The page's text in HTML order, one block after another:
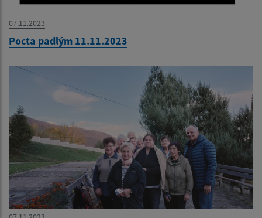
07.11.2023
Pocta padlým 11.11.2023